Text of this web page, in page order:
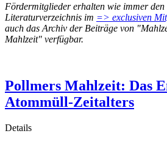
Fördermitglieder erhalten wie immer den
Literaturverzeichnis im => exclusiven
auch das Archiv der Beiträge von
Mahlzeit" verfügbar.
Pollmers Mahlzeit: Das
Atommüll-Zeitalters
Details